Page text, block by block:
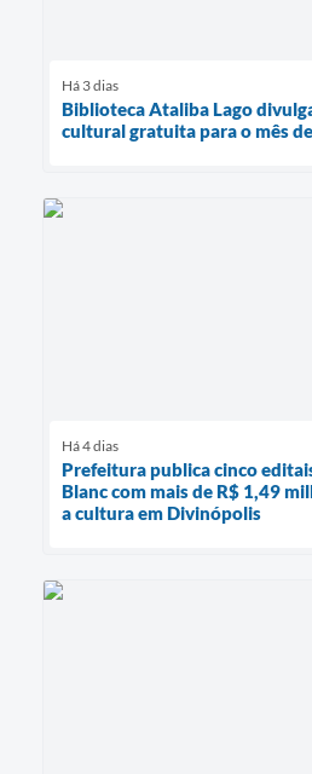
Há 3 dias
Biblioteca Ataliba Lago
cultural gratuita para o mês
Há 4 dias
Prefeitura publica cinco
Blanc com mais de R$ 1,49
a cultura em Divinópolis